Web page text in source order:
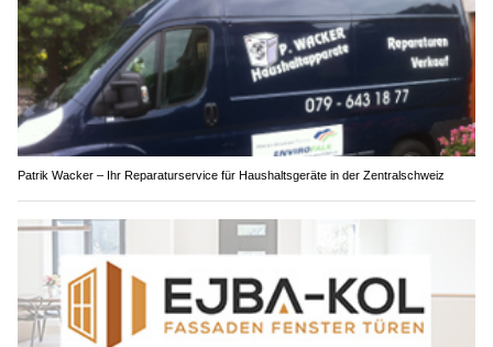
Patrik Wacker – Ihr Reparaturservice für Haushaltsgeräte in der Zentralschweiz